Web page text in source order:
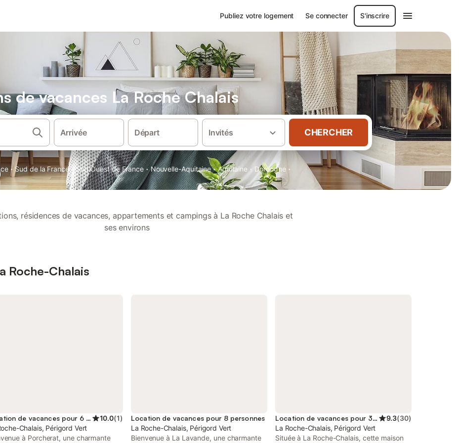
Publiez votre logement Se connecter S'inscrire
de vacances La Roche Chalais
Arrivée Départ Invités CHERCHER
· Sud de la France · Sud Ouest de France · Nouvelle-Aquitaine · Aquitaine · Dordogne ·
résidences de vacances, appartements et campings à La Roche Chalais et
ses environs
Roche-Chalais
Location de vacances pour 6 personnes 10.0(1)
Chalais, Périgord Vert
à Porcherat, une charmante
Location de vacances pour 8 personnes
La Roche-Chalais, Périgord Vert
Bienvenue à La Lavande, une charmante
Location de vacances pour 3 personnes 9.3(30)
La Roche-Chalais, Périgord Vert
Située à La Roche-Chalais, cette maison